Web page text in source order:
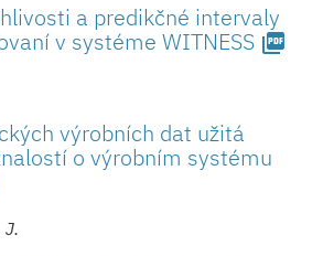
a predikčné intervaly
v systéme WITNESS picture_as_pdf
výrobních dat užitá
o výrobním systému
J.